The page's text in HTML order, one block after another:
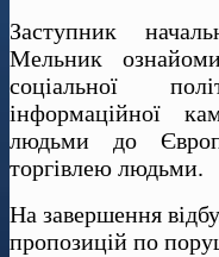
Заступник
Мельник
соціальної
інформаційної
людьми до
торгівлею людьми.
На завершення
пропозицій по